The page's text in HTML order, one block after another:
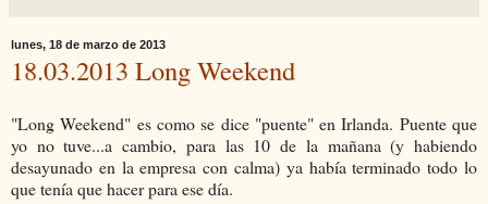
lunes, 18 de marzo de 2013
18.03.2013 Long Weekend
"Long Weekend" es como se dice "puente" en Irlanda. Puente que
yo no tuve...a cambio, para las 10 de la mañana (y habiendo
desayunado en la empresa con calma) ya había terminado todo lo
que tenía que hacer para ese día.